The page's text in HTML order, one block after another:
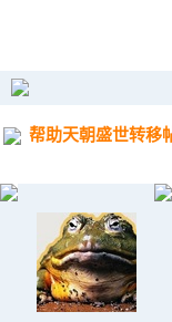
帮助天朝盛世转移